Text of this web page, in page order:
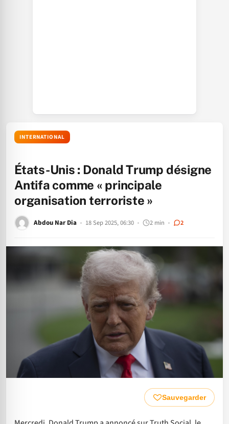
INTERNATIONAL
États-Unis : Donald Trump désigne
Antifa comme « principale
organisation terroriste »
Abdou Nar Dia 18 Sep 2025, 06:30 2 min 2
Sauvegarder